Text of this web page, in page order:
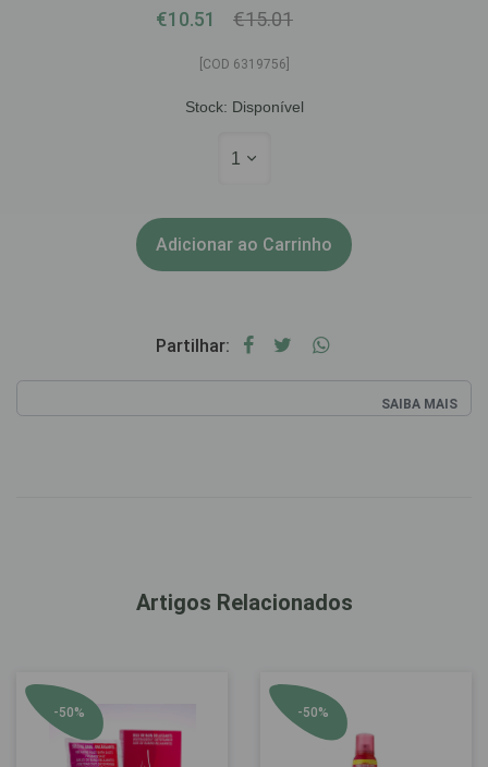
€10.51 €15.01
[COD 6319756]
Stock: Disponível
1
Adicionar ao Carrinho
Partilhar:
SAIBA MAIS
Artigos Relacionados
-50% -50%